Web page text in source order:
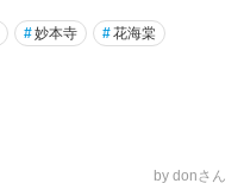
#妙本寺 #花海棠
by donさん